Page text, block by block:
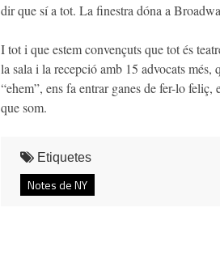
dir que sí a tot. La finestra dóna a
I tot i que estem convençuts que tot és
la sala i la recepció amb 15 advocats
“ehem”, ens fa entrar ganes de fer-lo
que som.
Etiquetes
Notes de NY